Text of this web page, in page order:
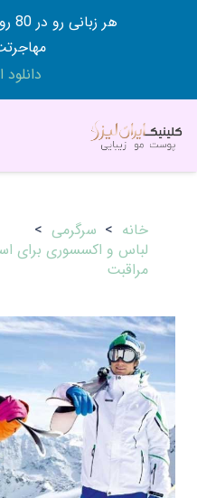
خانه > سرگرمی >
لباس‌ و اکسسوری برای
مراقبت